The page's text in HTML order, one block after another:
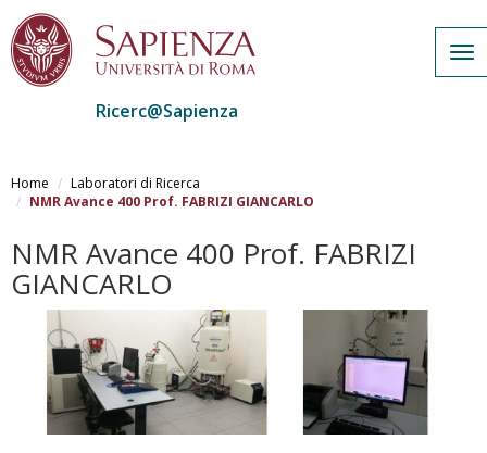
al
contenuto
Ricerc@Sapienza
Home
Laboratori di Ricerca
NMR Avance 400 Prof. FABRIZI GIANCARLO
NMR Avance 400 Prof. FABRIZI
GIANCARLO